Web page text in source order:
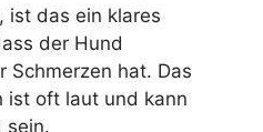
ist das ein klares
der Hund
Schmerzen hat. Das
ist oft laut und kann
sein.